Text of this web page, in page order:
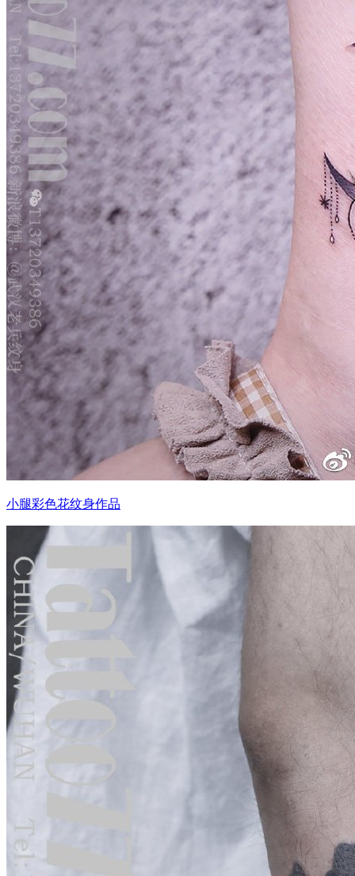
武汉老兵纹身微信
： 服务号：laobingwenshen 订阅号：laobing66666 打造国
文资讯！精美纹身图案及手稿 纹身作品 一站搞定！回复相
问千万素材的微官网，中国最强最全纹身图案尽在其中！
小腿彩色花纹身作品